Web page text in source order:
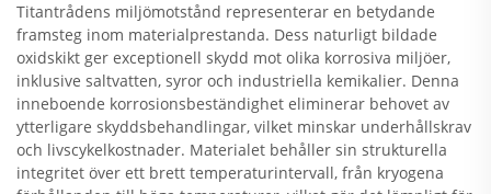
Titantrådens miljömotstånd representerar en betydande
framsteg inom materialprestanda. Dess naturligt bildade
oxidskikt ger exceptionell skydd mot olika korrosiva miljöer,
inklusive saltvatten, syror och industriella kemikalier. Denna
inneboende korrosionsbeständighet eliminerar behovet av
ytterligare skyddsbehandlingar, vilket minskar underhållskrav
och livscykelkostnader. Materialet behåller sin strukturella
integritet över ett brett temperaturintervall, från kryogena